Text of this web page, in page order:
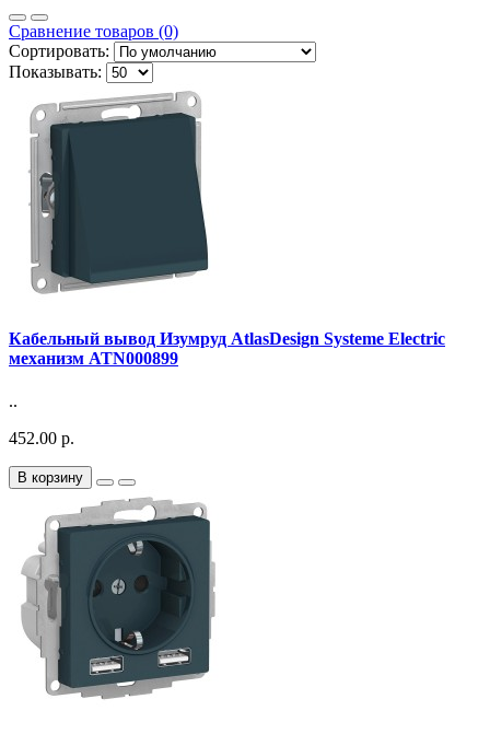
Сравнение товаров (0)
Сортировать:
Показывать:
Кабельный вывод Изумруд AtlasDesign Systeme Electric
механизм ATN000899
..
452.00 р.
В корзину